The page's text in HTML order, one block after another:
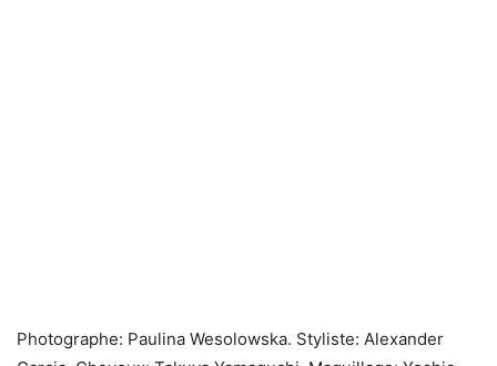
Photographe: Paulina Wesolowska. Styliste: Alexander